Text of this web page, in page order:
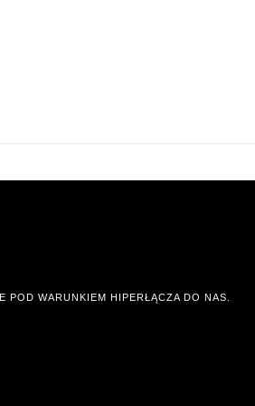
WARUNKIEM HIPERŁĄCZA DO NAS.